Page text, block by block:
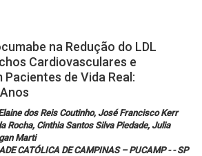
na Redução do LDL
Cardiovasculares e
de Vida Real:
dos Reis Coutinho, José Francisco Kerr
Rocha, Cinthia Santos Silva Piedade, Julia
Marti
CATÓLICA DE CAMPINAS – PUCAMP - - SP